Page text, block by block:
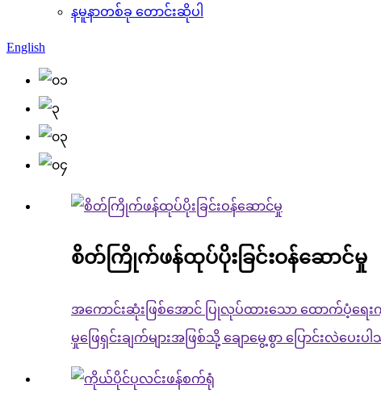
နမူနာတစ်ခု တောင်းဆိုပါ
English
စိတ်ကြိုက်ဖန်ထုပ်ပိုးခြင်းဝန်ဆောင်မှု
အကောင်းဆုံးဖြစ်အောင် ပြုလုပ်ထားသော ထောက်
မှုဖြေရှင်းချက်များအဖြစ်သို့ ချောမွေ့စွာ ပြောင်းလဲပေးပ